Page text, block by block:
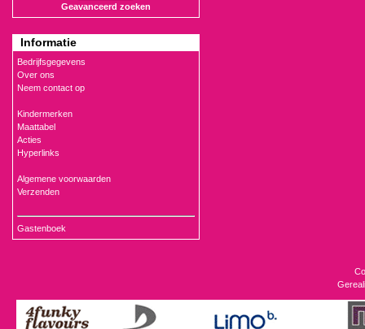
Geavanceerd zoeken
Informatie
Bedrijfsgegevens
Over ons
Neem contact op
Kindermerken
Maattabel
Acties
Hyperlinks
Algemene voorwaarden
Verzenden
Gastenboek